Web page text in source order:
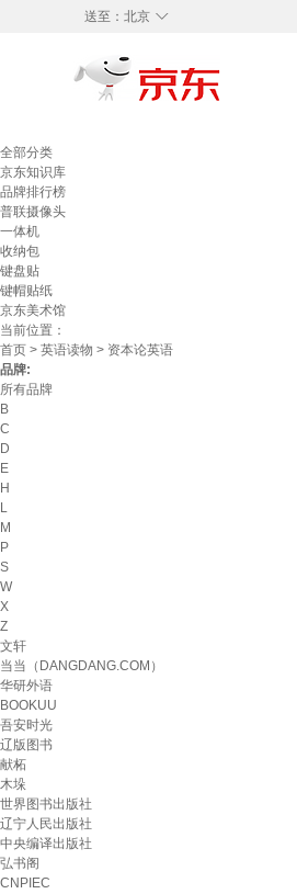
◇
送至： 北京
全部分类
京东知识库
品牌排行榜
普联摄像头
一体机
收纳包
键盘贴
键帽贴纸
京东美术馆
当前位置：
首页 > 英语读物 > 资本论英语
品牌:
所有品牌
B
C
D
E
H
L
M
P
S
W
X
Z
文轩
当当（DANGDANG.COM）
华研外语
BOOKUU
吾安时光
辽版图书
献柘
木垛
世界图书出版社
辽宁人民出版社
中央编译出版社
弘书阁
CNPIEC